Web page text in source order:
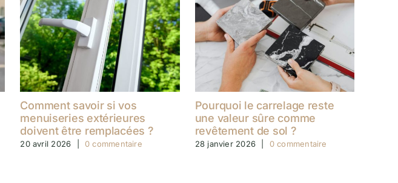
Comment savoir si vos
menuiseries extérieures
doivent être remplacées ?
20 avril 2026 0 commentaire
Pourquoi le carrelage reste
une valeur sûre comme
revêtement de sol ?
28 janvier 2026 0 commentaire